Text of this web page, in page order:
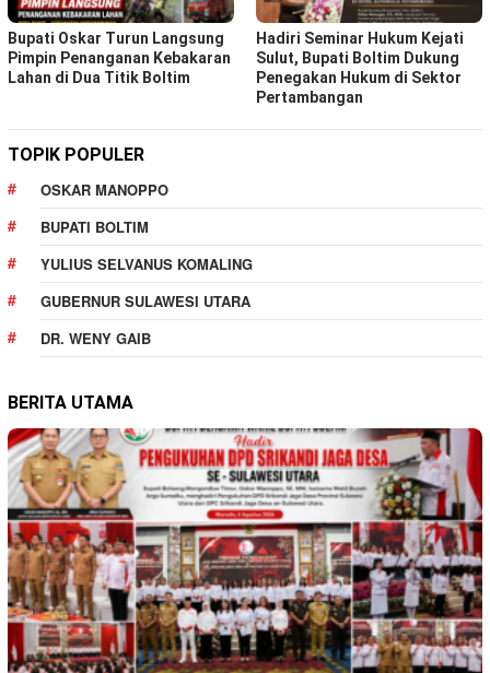
Bupati Oskar Turun Langsung
Pimpin Penanganan Kebakaran
Lahan di Dua Titik Boltim
Hadiri Seminar Hukum Kejati
Sulut, Bupati Boltim Dukung
Penegakan Hukum di Sektor
Pertambangan
TOPIK POPULER
OSKAR MANOPPO
BUPATI BOLTIM
YULIUS SELVANUS KOMALING
GUBERNUR SULAWESI UTARA
DR. WENY GAIB
BERITA UTAMA